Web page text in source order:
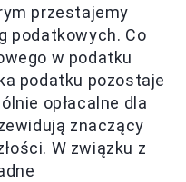
przestajemy
podatkowych. Co
w podatku
podatku pozostaje
opłacalne dla
znaczący
W związku z